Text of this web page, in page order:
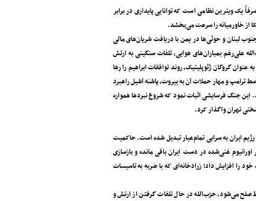
یک ویترین نظامی است که توانایی پایداری در برابر
از خاورمیانه را سرعت می‌بخشد.
جنوب لبنان و حوثی‌ها در یمن با دریافت شریان‌های مالی
علی‌رغم بمباران‌های هوایی، تلفات سنگینی به ارتش
گروگان ژئوپلیتیک، روند توافقات ابراهیم را رها
و مهار حملات آن به بیروت، پاشنه آشیل راهبرد
این جنگ فرسایشی اثبات نمود که شروع نبردها همواره
تهران واگذار کرد.
ایران به سرابی تمام‌عیار تبدیل شده است. حاکمیت
غنی‌شده در دست ایران باقی مانده و بازسازی
افزایش داد؛ زرادخانه‌ای که با ضربه به تاسیسات
صلح می‌شود، حزب‌الله در حال تلفات گرفتن از ارتش و